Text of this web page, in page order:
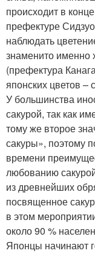
происходит в
префектуре
наблюдать
знаменито
(префектура
японских цветов –
У большинства
сакурой, так как
тому же второе
сакуры», поэтому
времени
любованию
из древнейших
посвященное
в этом
около 90 %
Японцы начинают